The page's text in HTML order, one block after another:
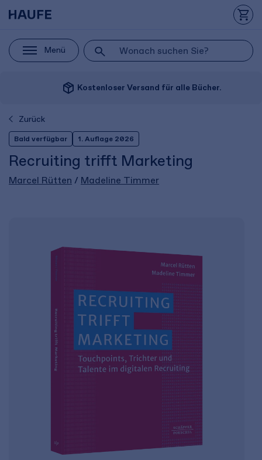
Menü
package_2 Kostenloser Versand für alle Bücher.
Zurück
Bald verfügbar 1. Auflage 2026
Recruiting trifft Marketing
Marcel Rütten / Madeline Timmer